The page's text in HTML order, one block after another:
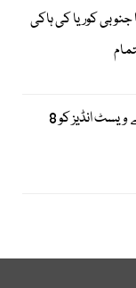
کوریا کی ہاکی
دوسرا ٹیسٹ میچ: پاکستان نے ویسٹ انڈیز کو 8